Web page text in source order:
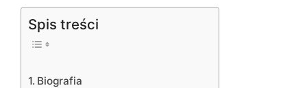
Spis treści
Biografia